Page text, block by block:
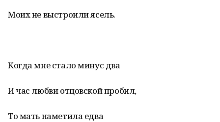
Моих не выстроили ясель.
Когда мне стало минус два
И час любви отцовской пробил,
То мать наметила едва